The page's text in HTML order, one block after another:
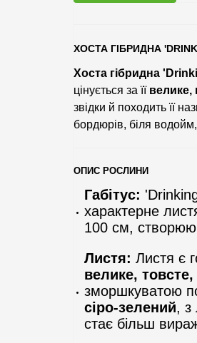
ХОСТА ГІБРИДНА
Хоста гібридна
цінується за її велике,
звідки й походить її
бордюрів, біля
ОПИС РОСЛИНИ
Габітус:
характерне
100 см,
Листя: Листя є
велике,
зморшкуватою
сіро-зелений, з
стає більш